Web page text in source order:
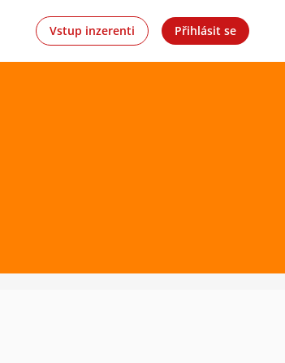
Vstup inzerenti Přihlásit se